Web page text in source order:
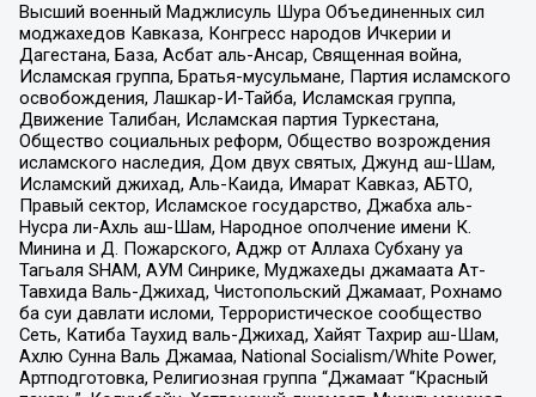
Высший военный Маджлисуль Шура Объединенных сил
моджахедов Кавказа, Конгресс народов Ичкерии и
Дагестана, База, Асбат аль-Ансар, Священная война,
Исламская группа, Братья-мусульмане, Партия исламского
освобождения, Лашкар-И-Тайба, Исламская группа,
Движение Талибан, Исламская партия Туркестана,
Общество социальных реформ, Общество возрождения
исламского наследия, Дом двух святых, Джунд аш-Шам,
Исламский джихад, Аль-Каида, Имарат Кавказ, АБТО,
Правый сектор, Исламское государство, Джабха аль-
Нусра ли-Ахль аш-Шам, Народное ополчение имени К.
Минина и Д. Пожарского, Аджр от Аллаха Субхану уа
Тагьаля SHAM, АУМ Синрике, Муджахеды джамаата Ат-
Тавхида Валь-Джихад, Чистопольский Джамаат, Рохнамо
ба суи давлати исломи, Террористическое сообщество
Сеть, Катиба Таухид валь-Джихад, Хайят Тахрир аш-Шам,
Ахлю Сунна Валь Джамаа, National Socialism/White Power,
Артподготовка, Религиозная группа “Джамаат “Красный